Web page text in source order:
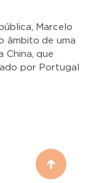
Marcelo
âmbito de uma
China, que
por Portugal